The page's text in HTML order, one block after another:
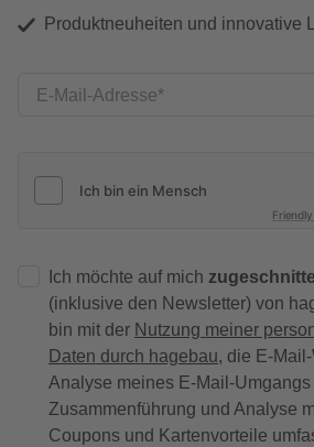
Produktneuheiten und innovative
E-Mail-Adresse
Ich möchte auf mich
(inklusive den Newsletter) von
bin mit der Nutzung meiner
Daten durch hagebau, die E-
Analyse meines E-Mail-
Zusammenführung und Analyse
Coupons und Kartenvorteile